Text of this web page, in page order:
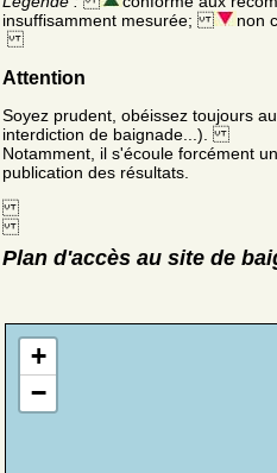
insuffisamment mesurée;
non
Attention
Soyez prudent, obéissez toujours
interdiction de baignade...).
Notamment, il s'écoule forcément
publication des résultats.
Plan d'accès au site de
+
−